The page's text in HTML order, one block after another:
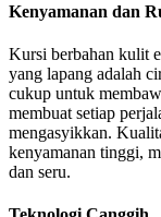
Kenyamanan dan
Kursi berbahan kulit
yang lapang adalah
cukup untuk
membuat setiap
mengasyikkan.
kenyamanan tinggi,
dan seru.